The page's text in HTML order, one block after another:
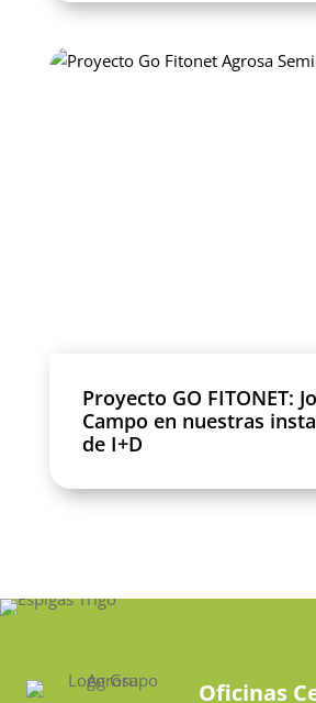
Proyecto GO FITONET:
Campo en nuestras
de I+D
Oficinas